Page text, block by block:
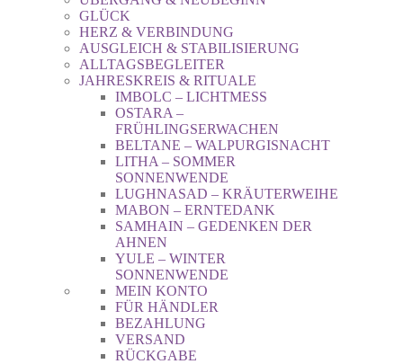
GLÜCK
HERZ & VERBINDUNG
AUSGLEICH & STABILISIERUNG
ALLTAGSBEGLEITER
JAHRESKREIS & RITUALE
IMBOLC – LICHTMESS
OSTARA –
FRÜHLINGSERWACHEN
BELTANE – WALPURGISNACHT
LITHA – SOMMER
SONNENWENDE
LUGHNASAD – KRÄUTERWEIHE
MABON – ERNTEDANK
SAMHAIN – GEDENKEN DER
AHNEN
YULE – WINTER
SONNENWENDE
MEIN KONTO
FÜR HÄNDLER
BEZAHLUNG
VERSAND
RÜCKGABE